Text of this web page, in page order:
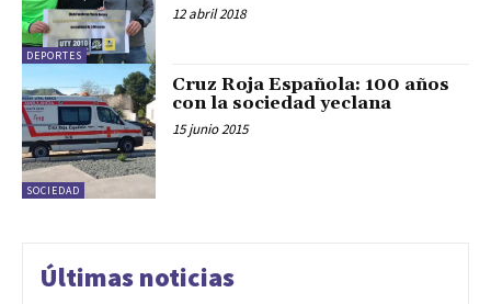
DEPORTES
12 abril 2018
SOCIEDAD
Cruz Roja Española: 100 años
con la sociedad yeclana
15 junio 2015
Últimas noticias